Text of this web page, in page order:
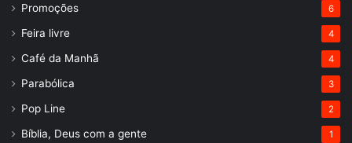
Promoções 6
Feira livre 4
Café da Manhã 4
Parabólica 3
Pop Line 2
Bíblia, Deus com a gente 1